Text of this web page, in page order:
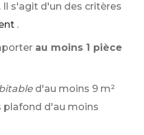
s'agit d'un des critères
.
au moins 1 pièce
d'au moins 9 m²
plafond d'au moins